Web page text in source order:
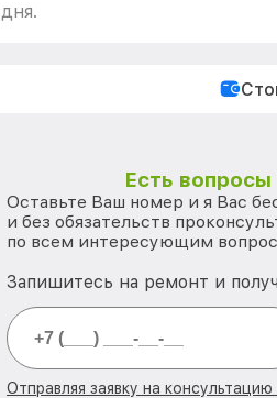
дня.
Есть
Оставьте Ваш номер и я Вас
и без обязательств
по всем интересующим
Запишитесь на ремонт и
Отправляя заявку на